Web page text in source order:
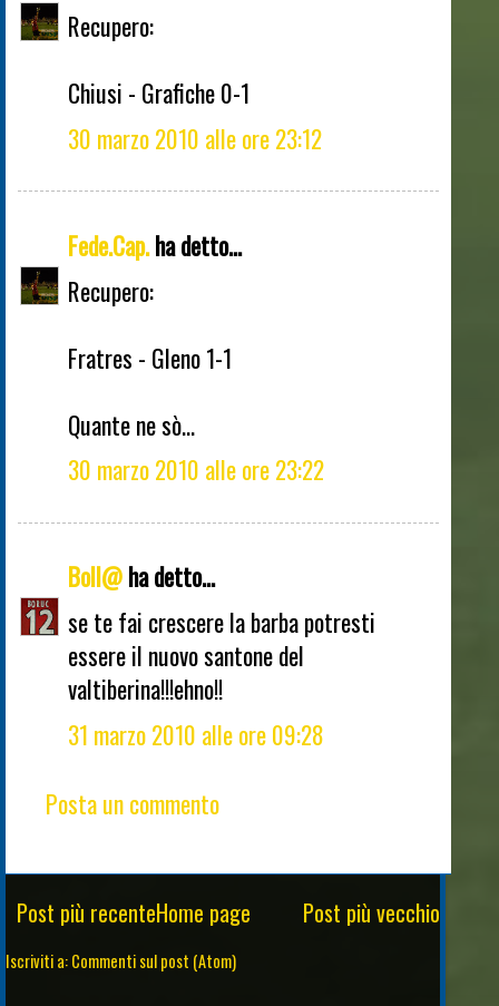
Recupero:
Chiusi - Grafiche 0-1
30 marzo 2010 alle ore 23:12
Fede.Cap.ha detto...
Recupero:
Fratres - Gleno 1-1
Quante ne sò...
30 marzo 2010 alle ore 23:22
Boll@ha detto...
se te fai crescere la barba potresti
essere il nuovo santone del
valtiberina!!!ehno!!
31 marzo 2010 alle ore 09:28
Posta un commento
Post più recente Post più vecchio
Home page
Iscriviti a:Commenti sul post (Atom)